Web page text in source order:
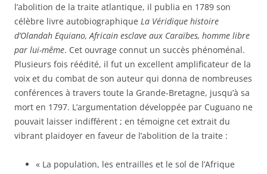
l’abolition de la traite atlantique, il publia en 1789 son
célèbre livre autobiographique La Véridique histoire
d’Olandah Equiano, Africain esclave aux Caraïbes, homme libre
par lui-même. Cet ouvrage connut un succès phénoménal.
Plusieurs fois réédité, il fut un excellent amplificateur de la
voix et du combat de son auteur qui donna de nombreuses
conférences à travers toute la Grande-Bretagne, jusqu’à sa
mort en 1797. L’argumentation développée par Cuguano ne
pouvait laisser indifférent ; en témoigne cet extrait du
vibrant plaidoyer en faveur de l’abolition de la traite :
« La population, les entrailles et le sol de l’Afrique